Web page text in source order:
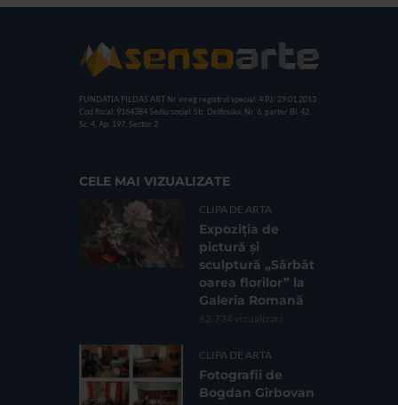
FUNDATIA FILDAS ART Nr inreg registrul special: 4 PJ/ 29.01.2013
Cod fiscal: 9164384 Sediu social: Str. Delfinului, Nr. 6, parter Bl. 42,
Sc. 4, Ap. 197, Sector 2
CELE MAI VIZUALIZATE
CLIPA DE ARTA
Expoziția de
pictură și
sculptură „Sărbăt
oarea florilor” la
Galeria Romană
62.734 vizualizari
CLIPA DE ARTA
Fotografii de
Bogdan Gîrbovan